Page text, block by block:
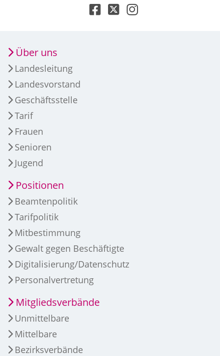
Über uns
Landesleitung
Landesvorstand
Geschäftsstelle
Tarif
Frauen
Senioren
Jugend
Positionen
Beamtenpolitik
Tarifpolitik
Mitbestimmung
Gewalt gegen Beschäftigte
Digitalisierung/Datenschutz
Personalvertretung
Mitgliedsverbände
Unmittelbare
Mittelbare
Bezirksverbände